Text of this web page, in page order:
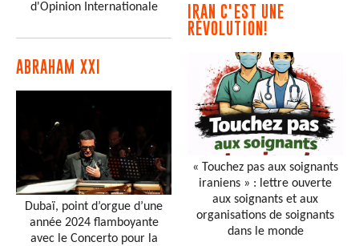
d'Opinion Internationale
ABRAHAM XXI
Dubaï, point d’orgue d’une
année 2024 flamboyante
avec le Concerto pour la
IRAN C'EST UNE
RÉVOLUTION!
« Touchez pas aux soignants
iraniens » : lettre ouverte
aux soignants et aux
organisations de soignants
dans le monde